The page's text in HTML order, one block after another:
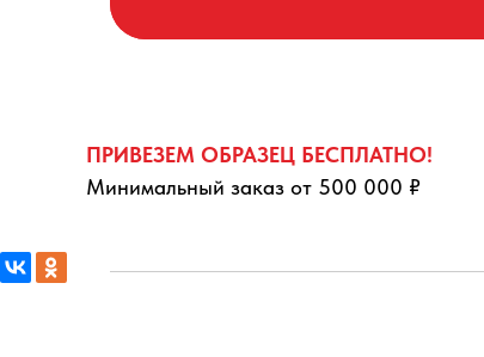
ПРИВЕЗЕМ ОБРАЗЕЦ БЕСПЛАТНО!
Минимальный заказ от 500 000 ₽